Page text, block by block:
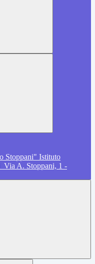
Istituto
Via A. Stoppani, 1 -